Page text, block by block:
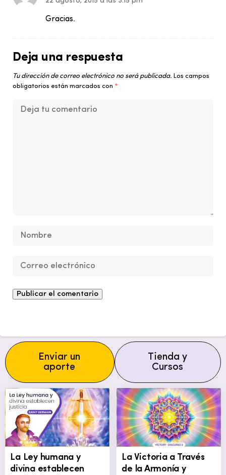
Gracias.
Deja una respuesta
Tu dirección de correo electrónico no será publicada. Los campos
obligatorios están marcados con *
Enviar un
aporte
Tienda y
Cursos
La Ley humana y
divina establecen
La Victoria a Través
de la Armonía y